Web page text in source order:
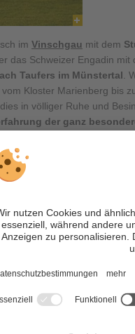
im Vinschgau mit dem
das Schweizer Engadin
Taufers im Münstertal .
Kloster Marienberg bis
in völliger Ruhe und
der ganz
– Laatsch ist aufgrund
Laatsch nach Burgeis
Radtouren für
Ferienwohnungen in
ein Besuch der
ein Schnatterpeck-Altar
im Rahmen von Führungen.
Teil nicht besucht werden
Cäsarius in Flutsch, das
1907 und 1909
Deinem wohl verdienten